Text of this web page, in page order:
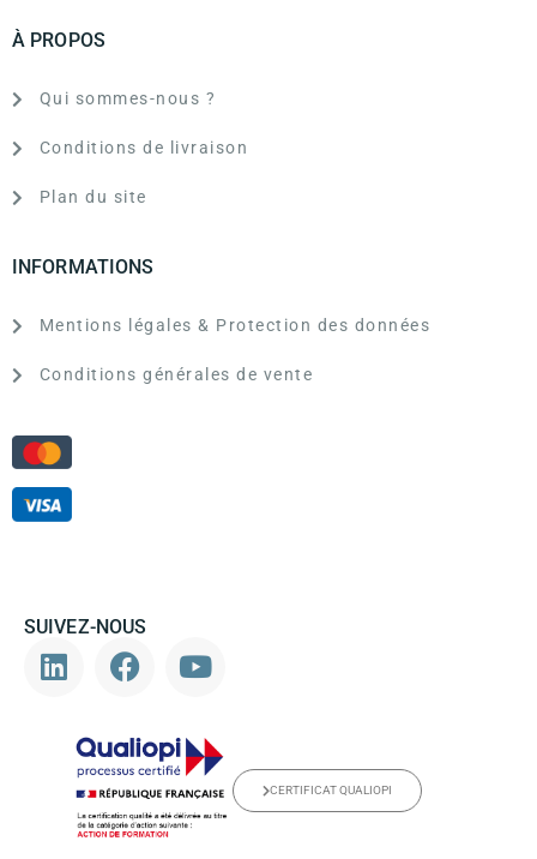
À PROPOS
Qui sommes-nous ?
Conditions de livraison
Plan du site
INFORMATIONS
Mentions légales & Protection des données
Conditions générales de vente
SUIVEZ-NOUS
CERTIFICAT QUALIOPI